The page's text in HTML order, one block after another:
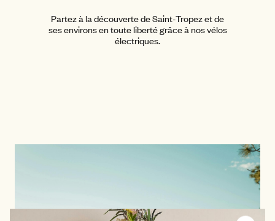
Partez à la découverte de Saint-Tropez et de
ses environs en toute liberté grâce à nos vélos
électriques.